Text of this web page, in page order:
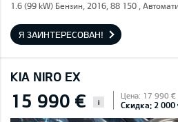
1.6 (99 kW) Бензин, 2016, 88 150 ,
Я ЗАИНТЕРЕСОВАН!
KIA NIRO EX
15 990 € i
Цена: 17 990 €
Скидка: 2 000